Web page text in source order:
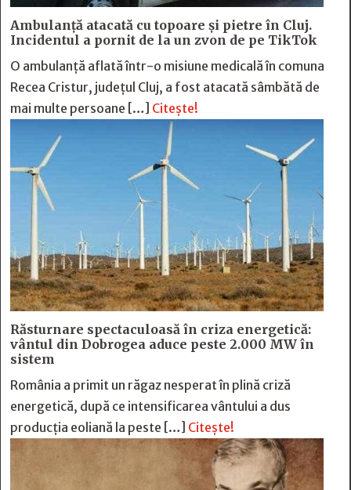
Ambulanță atacată cu topoare și pietre în Cluj.
Incidentul a pornit de la un zvon de pe TikTok
O ambulanță aflată într-o misiune medicală în comuna
Recea Cristur, județul Cluj, a fost atacată sâmbătă de
mai multe persoane […] Citește!
Răsturnare spectaculoasă în criza energetică:
vântul din Dobrogea aduce peste 2.000 MW în
sistem
România a primit un răgaz nesperat în plină criză
energetică, după ce intensificarea vântului a dus
producția eoliană la peste […] Citește!